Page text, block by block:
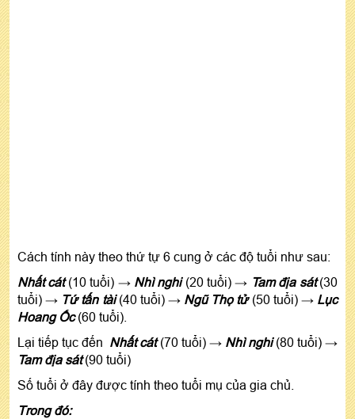
Cách tính này theo thứ tự 6 cung ở các độ tuổi như sau:
Nhất cát(10 tuổi) → Nhì nghi (20 tuổi) → Tam địa sát(30
tuổi) → Tứ tấn tài(40 tuổi) → Ngũ Thọ tử(50 tuổi) → Lục
Hoang Ốc(60 tuổi).
Lại tiếp tục đến Nhất cát(70 tuổi) → Nhì nghi(80 tuổi) →
Tam địa sát(90 tuổi)
Số tuổi ở đây được tính theo tuổi mụ của gia chủ.
Trong đó: